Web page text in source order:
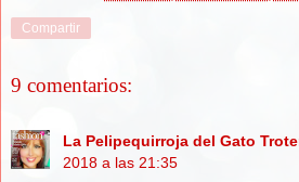
Compartir
9 comentarios:
La Pelipequirroja del Gato
2018 a las 21:35